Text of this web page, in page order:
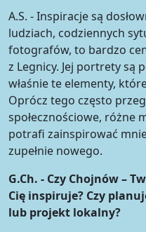
A.S. - Inspiracje są
ludziach, codziennych
fotografów, to bardzo
z Legnicy. Jej portrety są
właśnie te elementy,
Oprócz tego często
społecznościowe, różne
potrafi zainspirować
zupełnie nowego.
G.Ch. - Czy Chojnów –
Cię inspiruje? Czy
lub projekt lokalny?